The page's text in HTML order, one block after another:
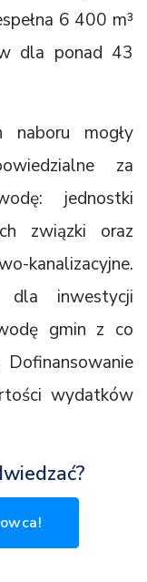
6 400 m³
dla ponad 43
naboru mogły
za
jednostki
związki oraz
kanalizacyjne.
dla inwestycji
gmin z co
wydatków